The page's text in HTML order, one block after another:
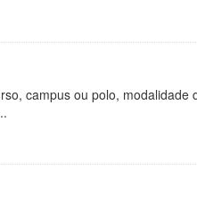
campus ou polo, modalidade